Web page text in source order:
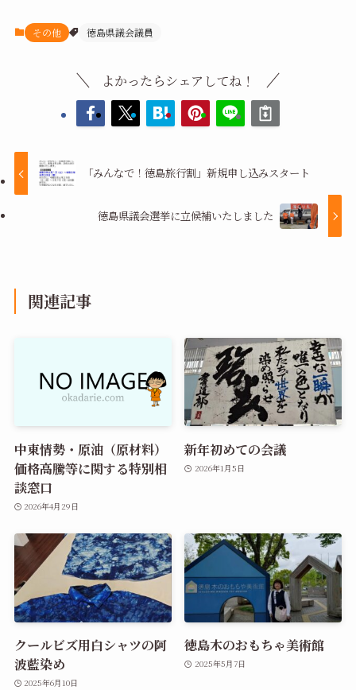
その他 徳島県議会議員
よかったらシェアしてね！
「みんなで！徳島旅行割」新規申し込みスタート
徳島県議会選挙に立候補いたしました
関連記事
中東情勢・原油（原材料）
価格高騰等に関する特別相
談窓口
2026年4月29日
新年初めての会議
2026年1月5日
クールビズ用白シャツの阿
波藍染め
2025年6月10日
徳島木のおもちゃ美術館
2025年5月7日